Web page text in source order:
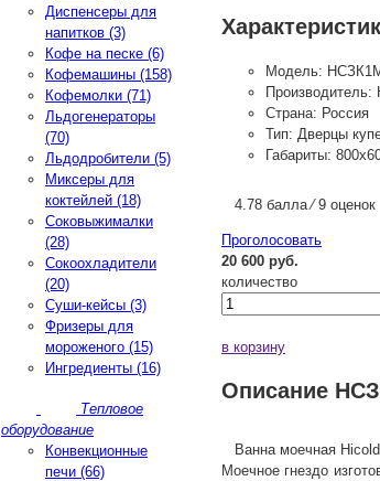
Модель:
Производитель:
Страна: Россия
Тип: Дверцы
Габариты:
4.78 балла ⁄ 9 оценок
Проголосовать
20 600 руб.
количество
в корзину
Описание
Ванна моечная
Моечное гнездо
Диспенсеры для
напитков (3)
Кофе на песке (6)
Кофемашины (158)
Кофемолки (71)
Льдогенераторы
(70)
Льдодробители (5)
Миксеры для
коктейлей (18)
Соковыжималки
(28)
Сокоохладители
(20)
Суши-кейсы (3)
Фризеры для
мороженого (15)
Ингредиенты (16)
Тепловое
оборудование
Конвекционные
печи (66)